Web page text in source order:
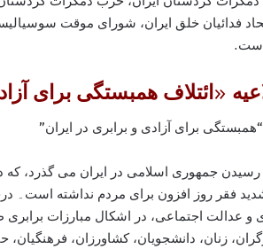
فدائيان خلق ايران، شورای موقت
«ائتلاف همبستگی برای
برای آزادی و برابری در ايران”
جمهوری اسلامی در ايران می گذرد،
فقر روز افزون برای مردم نداشته است۔
و عدالت اجتماعی، در اشکال مبارزات
زنان، دانشجويان، کشاورزان،